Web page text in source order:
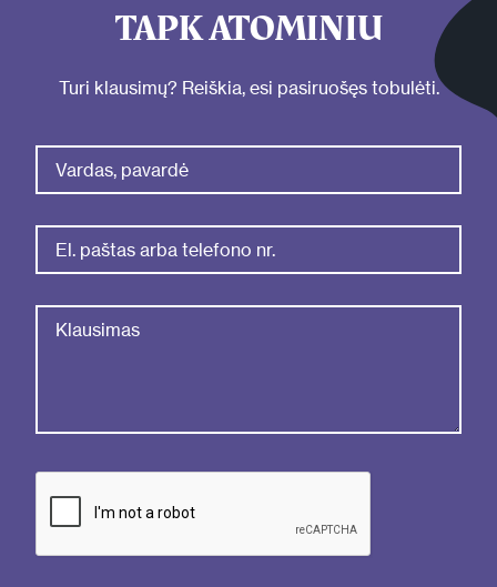
TAPK ATOMINIU
Turi klausimų? Reiškia, esi pasiruošęs tobulėti.